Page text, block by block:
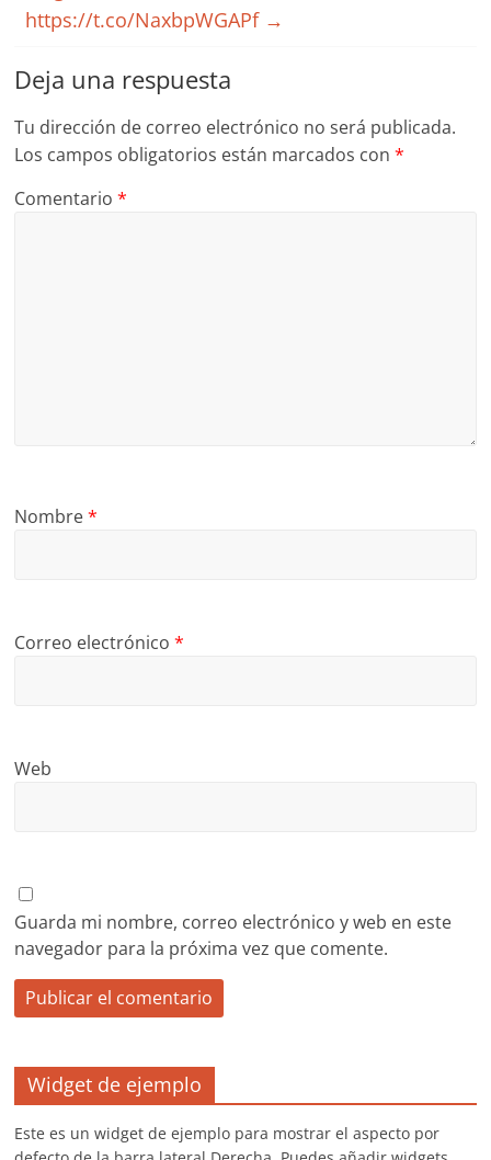
https://t.co/NaxbpWGAPf →
Deja una respuesta
Tu dirección de correo electrónico no será publicada.
Los campos obligatorios están marcados con*
Comentario*
Nombre*
Correo electrónico*
Web
Guarda mi nombre, correo electrónico y web en este
navegador para la próxima vez que comente.
Widget de ejemplo
Este es un widget de ejemplo para mostrar el aspecto por